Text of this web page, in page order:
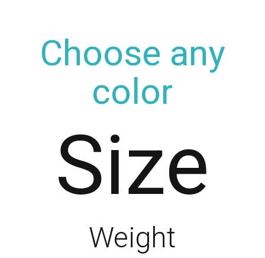
Choose any
color
Size
Weight